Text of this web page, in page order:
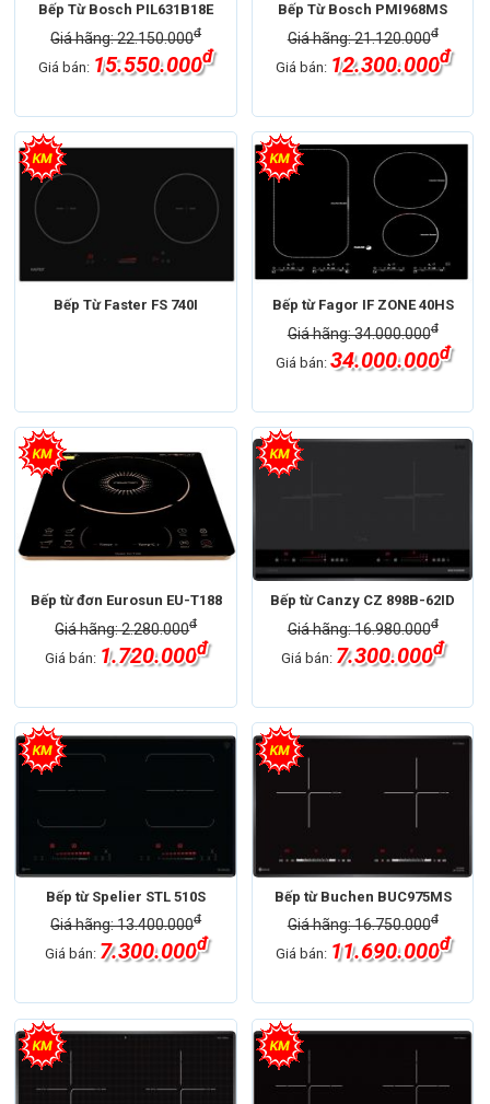
Bếp Từ Bosch PIL631B18E
Giá hãng: 22.150.000đ
Giá bán: 15.550.000đ
Bếp Từ Bosch PMI968MS
Giá hãng: 21.120.000đ
Giá bán: 12.300.000đ
Bếp Từ Faster FS 740I Bếp từ Fagor IF ZONE 40HS
Giá hãng: 34.000.000đ
Giá bán: 34.000.000đ
Bếp từ đơn Eurosun EU-T188
Giá hãng: 2.280.000đ
Giá bán: 1.720.000đ
Bếp từ Canzy CZ 898B-62ID
Giá hãng: 16.980.000đ
Giá bán: 7.300.000đ
Bếp từ Spelier STL 510S
Giá hãng: 13.400.000đ
Giá bán: 7.300.000đ
Bếp từ Buchen BUC975MS
Giá hãng: 16.750.000đ
Giá bán: 11.690.000đ